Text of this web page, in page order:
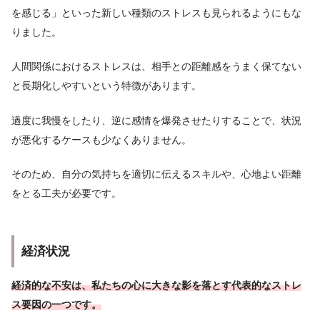
を感じる」といった新しい種類のストレスも見られるようにもな
りました。
人間関係におけるストレスは、相手との距離感をうまく保てない
と長期化しやすいという特徴があります。
過度に我慢をしたり、逆に感情を爆発させたりすることで、状況
が悪化するケースも少なくありません。
そのため、自分の気持ちを適切に伝えるスキルや、心地よい距離
をとる工夫が必要です。
経済状況
経済的な不安は、私たちの心に大きな影を落とす代表的なストレ
ス要因の一つです。